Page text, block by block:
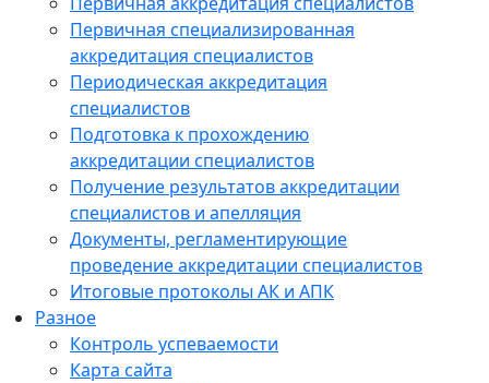
Первичная специализированная
аккредитация специалистов
Периодическая аккредитация
специалистов
Подготовка к прохождению
аккредитации специалистов
Получение результатов аккредитации
специалистов и апелляция
Документы, регламентирующие
проведение аккредитации специалистов
Итоговые протоколы АК и АПК
Разное
Контроль успеваемости
Карта сайта